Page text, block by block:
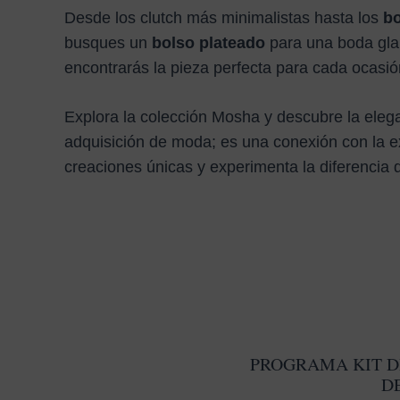
Desde los clutch más minimalistas hasta los
busques un bolso plateado para una boda
encontrarás la pieza perfecta para cada
Explora la colección Mosha y descubre la
adquisición de moda; es una conexión con la
creaciones únicas y experimenta la diferencia
PROGRAMA KIT